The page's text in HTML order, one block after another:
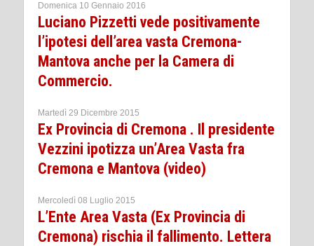
Domenica 10 Gennaio 2016
Luciano Pizzetti vede positivamente
l’ipotesi dell’area vasta Cremona-
Mantova anche per la Camera di
Commercio.
Martedì 29 Dicembre 2015
Ex Provincia di Cremona . Il presidente
Vezzini ipotizza un’Area Vasta fra
Cremona e Mantova (video)
Mercoledì 08 Luglio 2015
L’Ente Area Vasta (Ex Provincia di
Cremona) rischia il fallimento. Lettera